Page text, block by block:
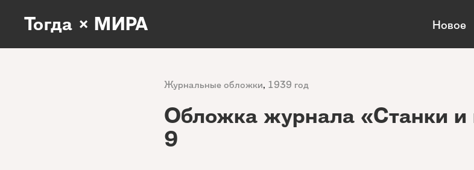
Тогда × МИРА Новое
Журнальные обложки, 1939 год
Обложка журнала «Станки
9